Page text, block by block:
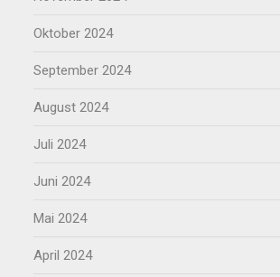
Oktober 2024
September 2024
August 2024
Juli 2024
Juni 2024
Mai 2024
April 2024